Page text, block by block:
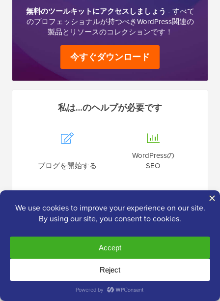
無料のツールキットにアクセスしましょう - すべて
のプロフェッショナルが持つべきWordPress関連の
製品とリソースのコレクションです！
今すぐダウンロード
私は…のヘルプが必要です
ブログを開始する
WordPressの
SEO
WordPress
パフォーマンス
WordPress
エラー
セキュリティ
オンラインストアを構築
する